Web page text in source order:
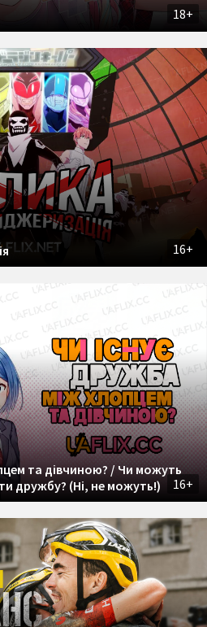
18+
16+
16+
та дівчиною? / Чи можуть
дружбу? (Ні, не можуть!)